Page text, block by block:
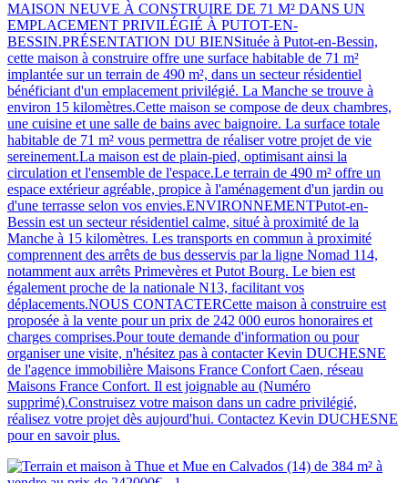
MAISON NEUVE À CONSTRUIRE DE 71 M² DANS UN
EMPLACEMENT PRIVILÉGIÉ À PUTOT-EN-
BESSIN.PRÉSENTATION DU BIENSituée à Putot-en-Bessin,
cette maison à construire offre une surface habitable de 71 m²
implantée sur un terrain de 490 m², dans un secteur résidentiel
bénéficiant d'un emplacement privilégié. La Manche se trouve à
environ 15 kilomètres.Cette maison se compose de deux chambres,
une cuisine et une salle de bains avec baignoire. La surface totale
habitable de 71 m² vous permettra de réaliser votre projet de vie
sereinement.La maison est de plain-pied, optimisant ainsi la
circulation et l'ensemble de l'espace.Le terrain de 490 m² offre un
espace extérieur agréable, propice à l'aménagement d'un jardin ou
d'une terrasse selon vos envies.ENVIRONNEMENTPutot-en-
Bessin est un secteur résidentiel calme, situé à proximité de la
Manche à 15 kilomètres. Les transports en commun à proximité
comprennent des arrêts de bus desservis par la ligne Nomad 114,
notamment aux arrêts Primevères et Putot Bourg. Le bien est
également proche de la nationale N13, facilitant vos
déplacements.NOUS CONTACTERCette maison à construire est
proposée à la vente pour un prix de 242 000 euros honoraires et
charges comprises.Pour toute demande d'information ou pour
organiser une visite, n'hésitez pas à contacter Kevin DUCHESNE
de l'agence immobilière Maisons France Confort Caen, réseau
Maisons France Confort. Il est joignable au (Numéro
supprimé).Construisez votre maison dans un cadre privilégié,
réalisez votre projet dès aujourd'hui. Contactez Kevin DUCHESNE
pour en savoir plus.